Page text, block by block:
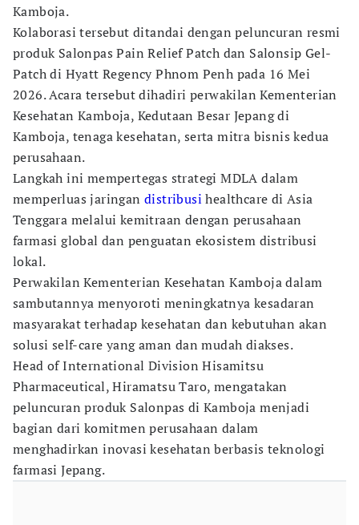
Kamboja.
Kolaborasi tersebut ditandai dengan peluncuran resmi
produk Salonpas Pain Relief Patch dan Salonsip Gel-
Patch di Hyatt Regency Phnom Penh pada 16 Mei
2026. Acara tersebut dihadiri perwakilan Kementerian
Kesehatan Kamboja, Kedutaan Besar Jepang di
Kamboja, tenaga kesehatan, serta mitra bisnis kedua
perusahaan.
Langkah ini mempertegas strategi MDLA dalam
memperluas jaringan distribusi healthcare di Asia
Tenggara melalui kemitraan dengan perusahaan
farmasi global dan penguatan ekosistem distribusi
lokal.
Perwakilan Kementerian Kesehatan Kamboja dalam
sambutannya menyoroti meningkatnya kesadaran
masyarakat terhadap kesehatan dan kebutuhan akan
solusi self-care yang aman dan mudah diakses.
Head of International Division Hisamitsu
Pharmaceutical, Hiramatsu Taro, mengatakan
peluncuran produk Salonpas di Kamboja menjadi
bagian dari komitmen perusahaan dalam
menghadirkan inovasi kesehatan berbasis teknologi
farmasi Jepang.